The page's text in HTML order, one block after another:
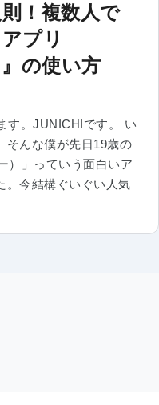
！複数人で
プリ
の使い方
す。JUNICHIです。 い
そんな僕が先日19歳の
）」っていう面白いア
。今結構ぐいぐい人気